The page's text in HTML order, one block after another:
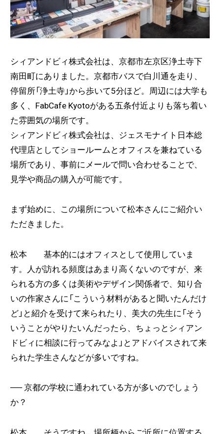
シィアンドビィ株式会社は、京都市左京区浄土寺下
南田町にありました。京都市バスで白川通を走り、
停留所「浄土寺」から歩いて5分ほど。周辺には大学も
多く、FabCafe Kyotoがある五条付近よりも落ち着い
た雰囲気の場所です。
シィアンドビィ株式会社は、ジェスモナイト日本総
代理店としてショールームとオフィスを兼ねている
場所であり、事前にメールで問い合わせることで、
見学や商品の購入が可能です。
まず始めに、この場所について松本さんにご紹介い
ただきました。
松本 基本的にはオフィスとして使用していま
す。人が訪れる頻度はあまり高くないのですが、来
られる方の多くは美術やデザイン関係者で、知り合
いの作家さんに「こういう材料があると聞いたんだけ
ど」と紹介を受けて来られたり、美大の先生に「そう
いうことがやりたいんだったら、ちょっとシィアン
ドビィに相談に行ってみなよ」とアドバイスされて来
られた学生さんなどが多いですね。
──京都の学校に通われている方が多いのでしょう
か？